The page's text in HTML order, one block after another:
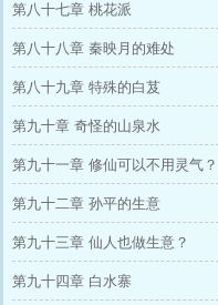
第八十七章 桃花派
第八十八章 秦映月的难处
第八十九章 特殊的白芨
第九十章 奇怪的山泉水
第九十一章 修仙可以不用灵气？
第九十二章 孙平的生意
第九十三章 仙人也做生意？
第九十四章 白水寨